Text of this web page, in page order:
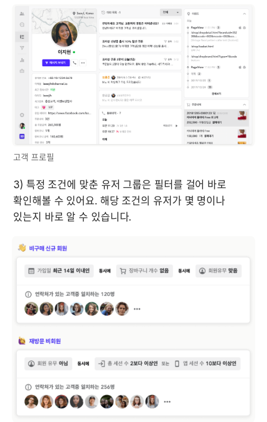
고객 프로필
3) 특정 조건에 맞춘 유저 그룹은 필터를 걸어 바로
확인해볼 수 있어요. 해당 조건의 유저가 몇 명이나
있는지 바로 알 수 있습니다.